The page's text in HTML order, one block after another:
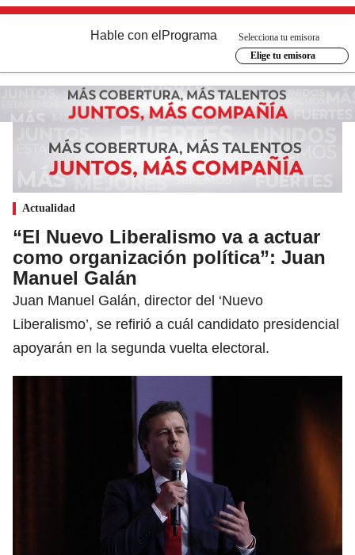
Hable con el Programa
Selecciona tu emisora
Elige tu emisora
Actualidad
“El Nuevo Liberalismo va a actuar
como organización política”: Juan
Manuel Galán
Juan Manuel Galán, director del ‘Nuevo
Liberalismo’, se refirió a cuál candidato presidencial
apoyarán en la segunda vuelta electoral.